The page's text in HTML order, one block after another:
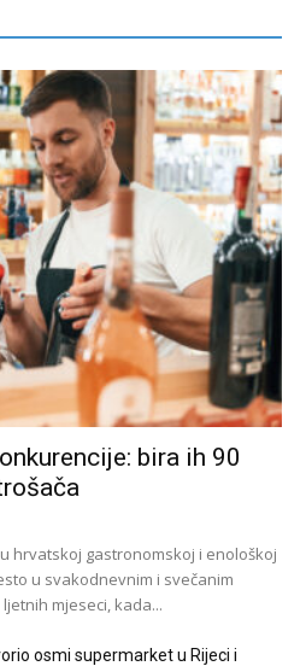
bira ih 90
hrvatskoj gastronomskoj i enološkoj
u svakodnevnim i svečanim
mjeseci, kada...
osmi supermarket u Rijeci i